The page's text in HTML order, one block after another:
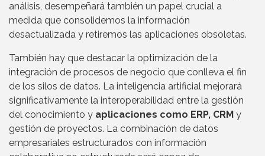
análisis, desempeñará también un papel crucial a
medida que consolidemos la información
desactualizada y retiremos las aplicaciones obsoletas.
También hay que destacar la optimización de la
integración de procesos de negocio que conlleva el fin
de los silos de datos. La inteligencia artificial mejorará
significativamente la interoperabilidad entre la gestión
del conocimiento y aplicaciones como ERP, CRM y
gestión de proyectos. La combinación de datos
empresariales estructurados con información